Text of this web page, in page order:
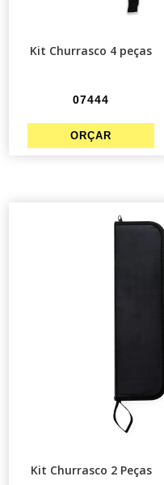
Kit Churrasco 4 peças
07444
Kit Churrasco 2 Peças